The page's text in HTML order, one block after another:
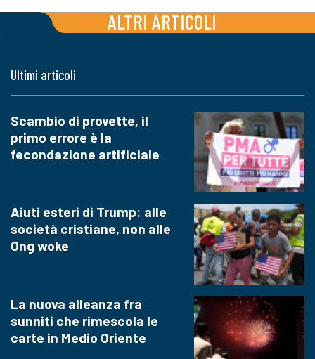
ALTRI ARTICOLI
Ultimi articoli
Scambio di provette, il
primo errore è la
fecondazione artificiale
Aiuti esteri di Trump: alle
società cristiane, non alle
Ong woke
La nuova alleanza fra
sunniti che rimescola le
carte in Medio Oriente